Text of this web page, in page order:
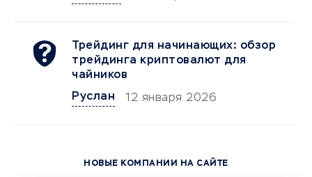
Трейдинг для начинающих: обзор
трейдинга криптовалют для
чайников
Руслан
12 января 2026
НОВЫЕ КОМПАНИИ НА САЙТЕ